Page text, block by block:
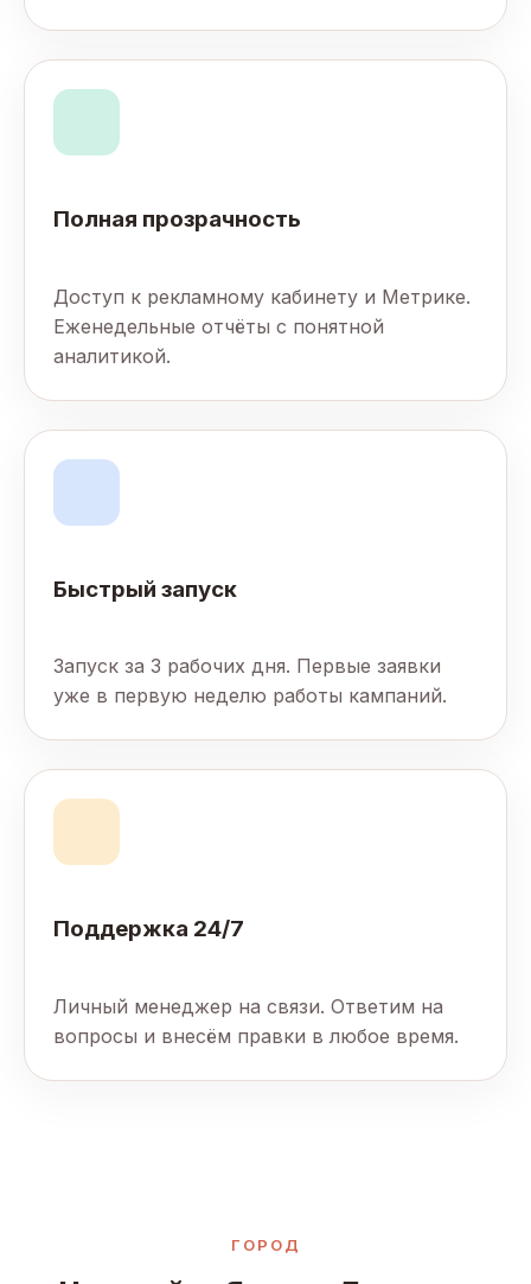
Полная прозрачность
Доступ к рекламному кабинету и Метрике.
Еженедельные отчёты с понятной
аналитикой.
Быстрый запуск
Запуск за 3 рабочих дня. Первые заявки
уже в первую неделю работы кампаний.
Поддержка 24/7
Личный менеджер на связи. Ответим на
вопросы и внесём правки в любое время.
ГОРОД